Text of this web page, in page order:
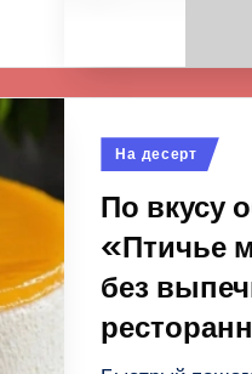
Опубликовано
На десерт
По вкусу
«Птичье
без